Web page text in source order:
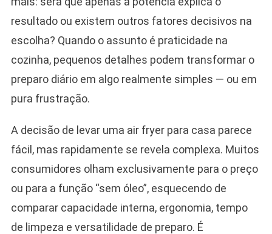
resultado ou existem outros fatores decisivos na
escolha? Quando o assunto é praticidade na
cozinha, pequenos detalhes podem transformar o
preparo diário em algo realmente simples — ou em
pura frustração.
A decisão de levar uma air fryer para casa parece
fácil, mas rapidamente se revela complexa. Muitos
consumidores olham exclusivamente para o preço
ou para a função “sem óleo”, esquecendo de
comparar capacidade interna, ergonomia, tempo
de limpeza e versatilidade de preparo. É